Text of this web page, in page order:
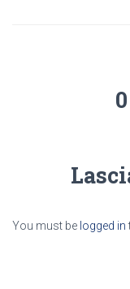
You must be logged in